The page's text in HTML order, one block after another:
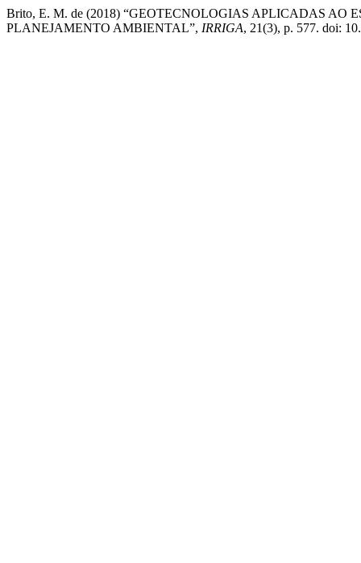
Brito, E. M. de (2018) “GEOTECNOLOGIAS APLICADAS AO
PLANEJAMENTO AMBIENTAL”, IRRIGA, 21(3), p. 577. doi: